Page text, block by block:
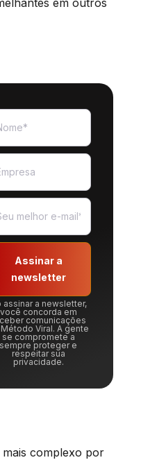
Assinar a
newsletter
assinar a newsletter,
você concorda em
comunicações
Viral. A gente
se compromete a
sempre proteger e
respeitar sua
privacidade.
complexo por